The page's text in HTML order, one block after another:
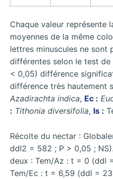
Chaque valeur représente
moyennes de la même
lettres minuscules ne sont
différentes selon le test de
< 0,05) différence
différence très hautement
Azadirachta indica, Ec :
: Tithonia diversifolia, Is :
Récolte du nectar :
ddl2 = 582 ; P > 0,05 ;
deux : Tem/Az : t = 0 (ddl
Tem/Ec : t = 6,59 (ddl =